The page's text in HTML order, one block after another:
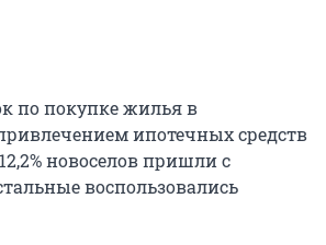
по покупке жилья в
ипотечных средств
новоселов пришли с
воспользовались